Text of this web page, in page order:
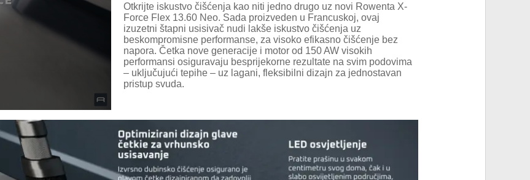
Otkrijte iskustvo čišćenja kao niti jedno drugo uz novi Rowenta X-
Force Flex 13.60 Neo. Sada proizveden u Francuskoj, ovaj
izuzetni štapni usisivač nudi lakše iskustvo čišćenja uz
beskompromisne performanse, za visoko efikasno čišćenje bez
napora. Četka nove generacije i motor od 150 AW visokih
performansi osiguravaju besprijekorne rezultate na svim podovima
– uključujući tepihe – uz lagani, fleksibilni dizajn za jednostavan
pristup svuda.